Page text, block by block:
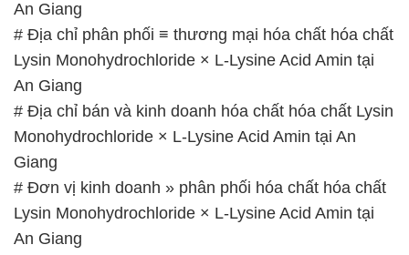
An Giang
📞
PHÒNG KINH DOANH – CÔNG TY HÓA CHẤT
ĐẮC TRƯỜNG PHÁT 🌐
🌐 Website: https://muabanhoachat.vn/
📞 Hotline:
– 0933.920.505 – 028.3504.5555
– 028.3756.1835 – 028.3756.1840 –